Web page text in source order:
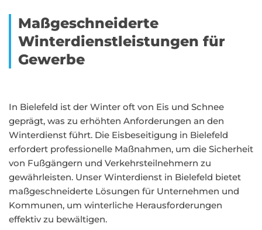
Maßgeschneiderte
Winterdienstleistungen für
Gewerbe
In Bielefeld ist der Winter oft von Eis und Schnee
geprägt, was zu erhöhten Anforderungen an den
Winterdienst führt. Die Eisbeseitigung in Bielefeld
erfordert professionelle Maßnahmen, um die Sicherheit
von Fußgängern und Verkehrsteilnehmern zu
gewährleisten. Unser Winterdienst in Bielefeld bietet
maßgeschneiderte Lösungen für Unternehmen und
Kommunen, um winterliche Herausforderungen
effektiv zu bewältigen.